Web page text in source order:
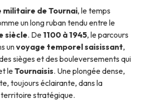
militaire de Tournai, le temps
un long ruban tendu entre le
siècle. De 1100 à 1945, le parcours
unvoyage temporel saisissant,
sièges et des bouleversements qui
leTournaisis. Une plongée dense,
toujours éclairante, dans la
territoire stratégique.